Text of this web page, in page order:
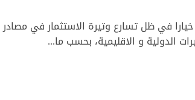
في ظل تسارع وتيرة الاستثمار في مصادر
الدولية و الاقليمية، بحسب ما...